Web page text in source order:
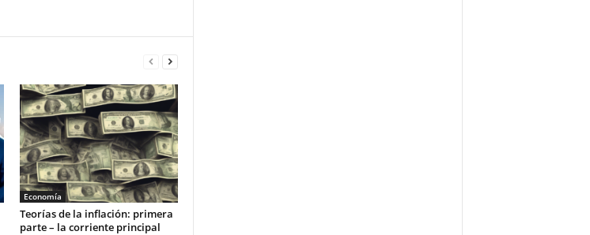
Economía
Teorías de la inflación: primera
parte – la corriente principal